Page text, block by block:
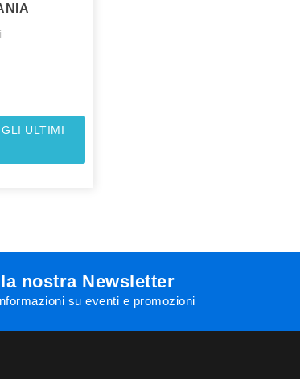
ULTIMI
nostra Newsletter
su eventi e promozioni